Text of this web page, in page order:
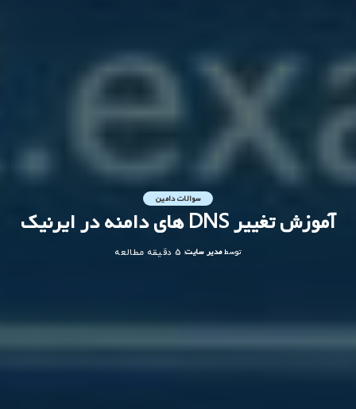
سوالات دامین
آموزش تغییر DNS های دامنه در ایرنیک
ارسال
توسطمدیر سایت 5 دقیقه مطالعه